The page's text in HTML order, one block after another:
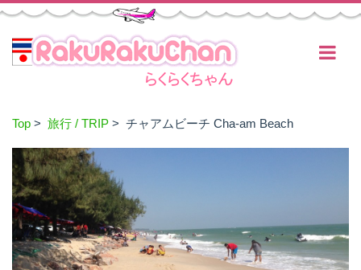
Top > 旅行 / TRIP > チャアムビーチ​ Cha-am Beach